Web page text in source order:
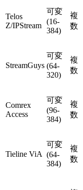
Telos
Z/IPStream
可変
(16-
384)
複
数
StreamGuys
可変
(64-
320)
複
数
Comrex
Access
可変
(96-
384)
複
数
Tieline ViA
可変
(64-
384)
複
数